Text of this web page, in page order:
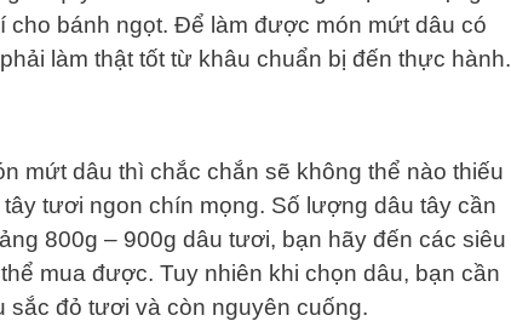
cho bánh ngọt. Để làm được món mứt dâu có
làm thật tốt từ khâu chuẩn bị đến thực hành.
mứt dâu thì chắc chắn sẽ không thể nào thiếu
tươi ngon chín mọng. Số lượng dâu tây cần
800g – 900g dâu tươi, bạn hãy đến các siêu
mua được. Tuy nhiên khi chọn dâu, bạn cần
đỏ tươi và còn nguyên cuống.